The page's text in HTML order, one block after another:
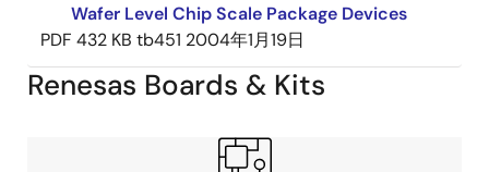
Wafer Level Chip Scale Package Devices
PDF 432 KB tb451 2004年1月19日
Renesas Boards & Kits